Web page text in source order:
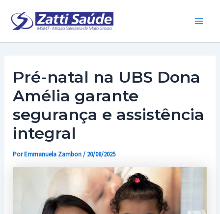
para
Pré-natal na UBS Dona
Amélia garante
segurança e assistência
integral
PorEmmanuela Zambon/ 20/08/2025